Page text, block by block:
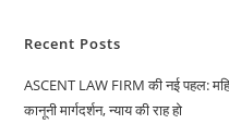
Recent Posts
ASCENT LAW FIRM की नई पहल:
कानूनी मार्गदर्शन, न्याय की राह हो